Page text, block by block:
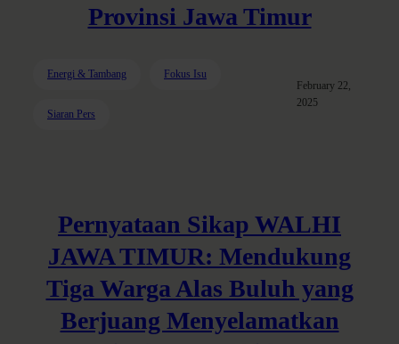
Provinsi Jawa Timur
Energi & Tambang Fokus Isu
Siaran Pers
February 22,
2025
Pernyataan Sikap WALHI
JAWA TIMUR: Mendukung
Tiga Warga Alas Buluh yang
Berjuang Menyelamatkan